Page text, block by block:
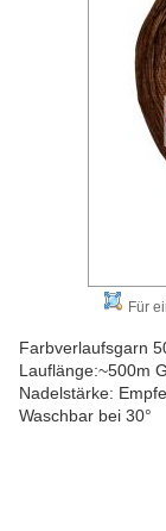
Für
Farbverlaufsgarn
Lauflänge:~500m
Nadelstärke:
Waschbar bei 30°